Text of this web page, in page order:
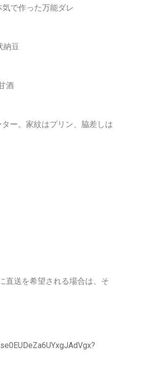
で作った万能ダレ
納豆
酒
ー。家紋はプリン、脇差しは
直送を希望される場合は、そ